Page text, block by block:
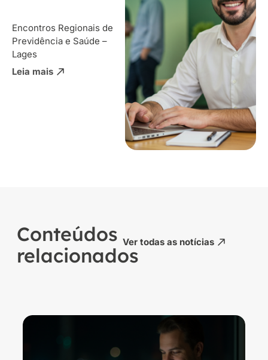
Encontros Regionais de
Previdência e Saúde –
Lages
Leia mais
Conteúdos
relacionados
Ver todas as notícias